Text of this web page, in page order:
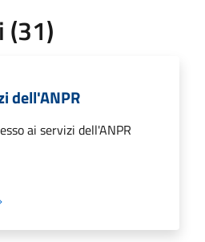
(31)
dell'ANPR
ai servizi dell'ANPR